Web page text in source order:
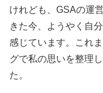
けれども、GSAの運
きた今、ようやく自
感じています。これ
グで私の思いを整理
た。